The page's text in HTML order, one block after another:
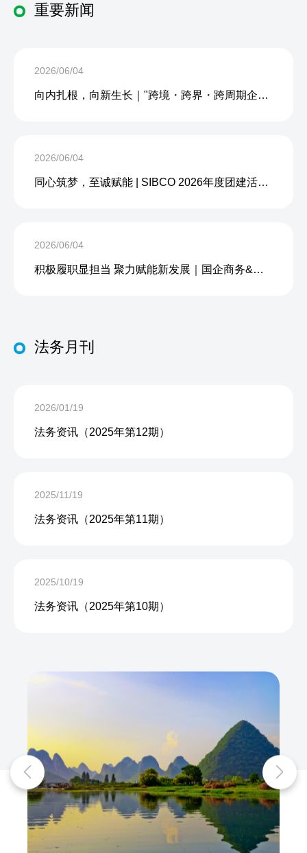
重要新闻
2026/06/04
向内扎根，向新生长｜"跨境・跨界・跨周期企业内生力沙龙"成功举办
2026/06/04
同心筑梦，至诚赋能 | SIBCO 2026年度团建活动圆满收官
2026/06/04
积极履职显担当 聚力赋能新发展｜国企商务&中企人力出席上海现代服务业联合会第五届会员大会第三次会议暨2026服务业高质量发展大会
法务月刊
2026/01/19
法务资讯（2025年第12期）
2025/11/19
法务资讯（2025年第11期）
2025/10/19
法务资讯（2025年第10期）